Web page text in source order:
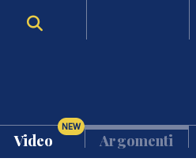
Video
NEW
Argomenti